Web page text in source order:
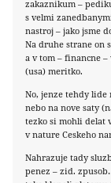
zakaznikum –
s velmi
nastroj – jako jsme
Na druhe strane on
a v tom – financne
(usa) meritko.
No, jenze tehdy
nebo na nove saty
tezko si mohli delat
v nature Ceskeho
Nahrazuje tady
penez – zid.